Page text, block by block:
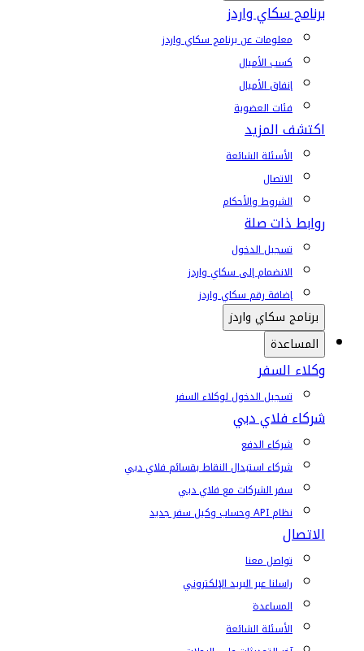
برنامج سكاي واردز
معلومات عن برنامج سكاي واردز
كسب الأميال
إنفاق الأميال
فئات العضوية
اكتشف المزيد
الأسئلة الشائعة
الاتصال
الشروط والأحكام
روابط ذات صلة
تسجيل الدخول
الانضمام إلى سكاي واردز
إضافة رقم سكاي واردز
برنامج سكاي واردز
المساعدة
وكلاء السفر
تسجيل الدخول لوكلاء السفر
شركاء فلاي دبي
شركاء الدفع
شركاء استبدال النقاط بقسائم فلاي دبي
سفر الشركات مع فلاي دبي
نظام API وحساب وكيل سفر جديد
الاتصال
تواصل معنا
راسلنا عبر البريد الإلكتروني
المساعدة
الأسئلة الشائعة